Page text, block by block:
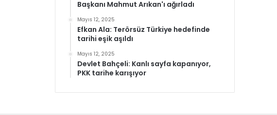
Başkanı Mahmut Arıkan'ı ağırladı
Mayıs 12, 2025
Efkan Ala: Terörsüz Türkiye hedefinde
tarihi eşik aşıldı
Mayıs 12, 2025
Devlet Bahçeli: Kanlı sayfa kapanıyor,
PKK tarihe karışıyor